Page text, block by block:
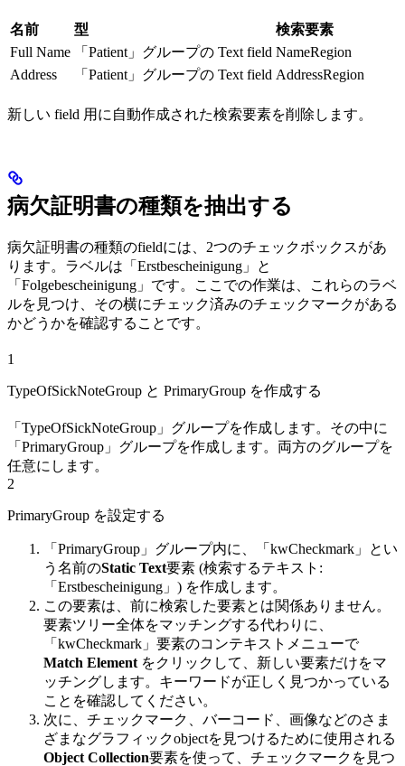
名前 型
検索要素
Full Name
「Patient」グループの Text field NameRegion
Address
「Patient」グループの Text field AddressRegion
新しい field 用に自動作成された検索要素を削除します。
病欠証明書の種類を抽出する
病欠証明書の種類のfieldには、2つのチェックボックスがあ
ります。ラベルは「Erstbescheinigung」と
「Folgebescheinigung」です。ここでの作業は、これらのラベ
ルを見つけ、その横にチェック済みのチェックマークがある
かどうかを確認することです。
1
TypeOfSickNoteGroup と PrimaryGroup を作成する
「TypeOfSickNoteGroup」グループを作成します。その中に
「PrimaryGroup」グループを作成します。両方のグループを
任意にします。
2
PrimaryGroup を設定する
「PrimaryGroup」グループ内に、「kwCheckmark」とい
う名前のStatic Text要素 (検索するテキスト:
「Erstbescheinigung」) を作成します。
この要素は、前に検索した要素とは関係ありません。
要素ツリー全体をマッチングする代わりに、
「kwCheckmark」要素のコンテキストメニューで
Match Element をクリックして、新しい要素だけをマ
ッチングします。キーワードが正しく見つかっている
ことを確認してください。
次に、チェックマーク、バーコード、画像などのさま
ざまなグラフィックobjectを見つけるために使用される
Object Collection要素を使って、チェックマークを見つ